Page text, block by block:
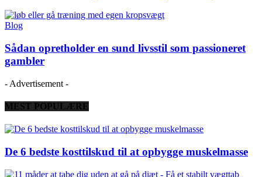
Blog
Sådan opretholder en sund livsstil som passioneret
gambler
- Advertisement -
MEST POPULÆRE
De 6 bedste kosttilskud til at opbygge muskelmasse